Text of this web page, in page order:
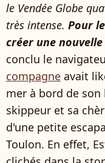
le Vendée Globe
très intense. Pour
créer une
conclu le
compagne avait
mer à bord de
skippeur et sa
d'une petite
Toulon. En effet,